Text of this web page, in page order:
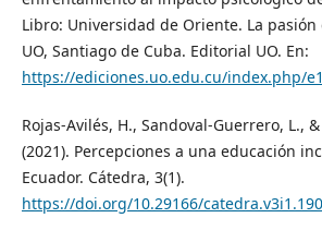
Libro: Universidad de Oriente. La pasión
UO, Santiago de Cuba. Editorial UO. En:
https://ediciones.uo.edu.cu/index.php/
Rojas-Avilés, H., Sandoval-Guerrero, L.,
(2021). Percepciones a una educación
Ecuador. Cátedra, 3(1).
https://doi.org/10.29166/